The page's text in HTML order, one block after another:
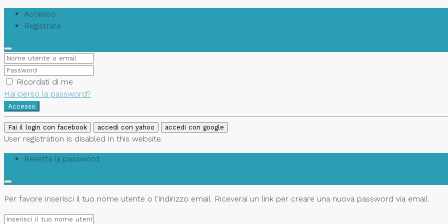
Accesso
Registrare
Ricordati di me
Hai perso la password?
Accesso
Fai il login con facebook accedi con yahoo accedi con google
User registration is disabled in this website.
Resetta la password
Per favore inserisci il tuo nome utente o l'indirizzo email. Riceverai un link per creare una nuova password via email.